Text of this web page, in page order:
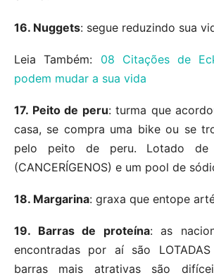
16. Nuggets: segue reduzindo sua
Leia Também: 08 Citações de
podem mudar a sua vida
17. Peito de peru: turma que
casa, se compra uma bike ou se
pelo peito de peru. Lotado de
(CANCERÍGENOS) e um pool de
18. Margarina: graxa que entope
19. Barras de proteína: as
encontradas por aí são
barras mais atrativas são